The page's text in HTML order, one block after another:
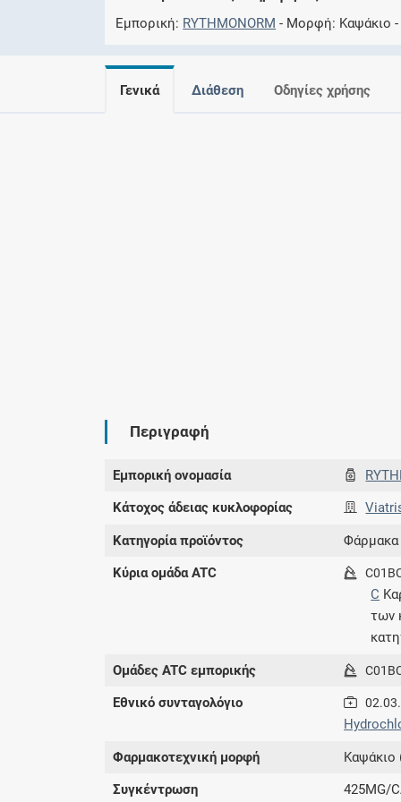
Εμπορική RYTHMONORM Μορφή Καψάκιο
Γενικά Διάθεση Οδηγίες χρήσης
Περιγραφή
Εμπορική ονομασία
Κάτοχος άδειας κυκλοφορίας
Κατηγορία προϊόντος Φάρμακα
Κύρια ομάδα ATC
C
των
Ομάδες ATC εμπορικής
Εθνικό συνταγολόγιο
Φαρμακοτεχνική μορφή Καψάκιο
Συγκέντρωση 425MG/